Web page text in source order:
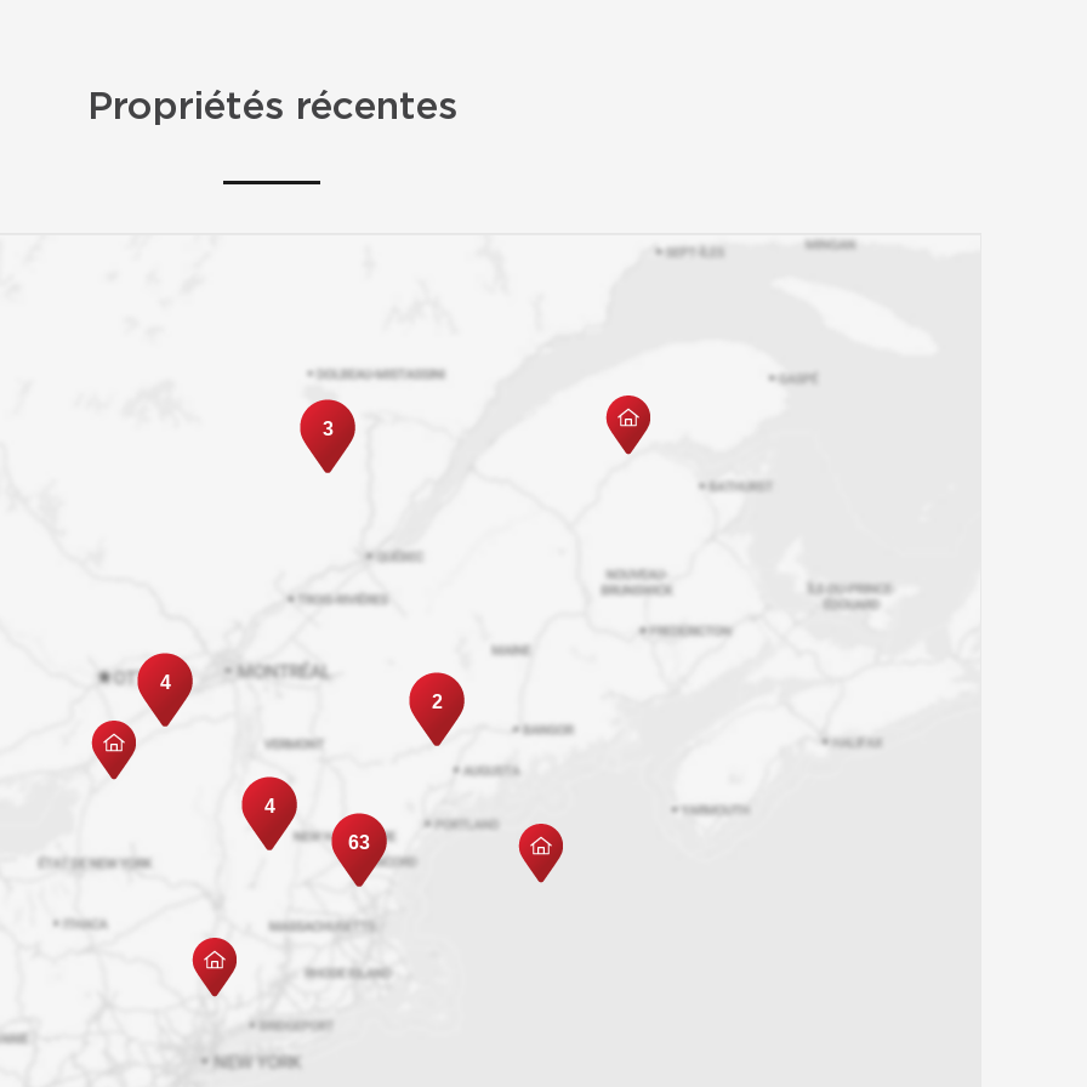
Propriétés récentes
3
4
4
2
63